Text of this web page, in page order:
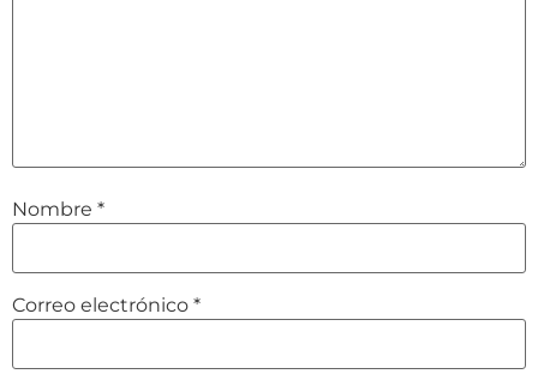
Nombre *
Correo electrónico *